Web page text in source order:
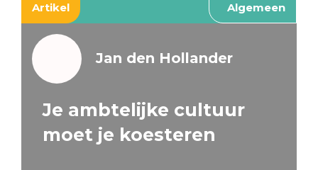
Artikel Algemeen
Jan den Hollander
Je ambtelijke cultuur
moet je koesteren